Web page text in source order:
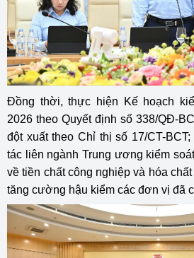
Đồng thời, thực hiện Kế hoạch
2026 theo Quyết định số 338/QĐ-
đột xuất theo Chỉ thị số 17/CT-
tác liên ngành Trung ương kiểm
về tiền chất công nghiệp và hóa
tăng cường hậu kiểm các đơn vị đã